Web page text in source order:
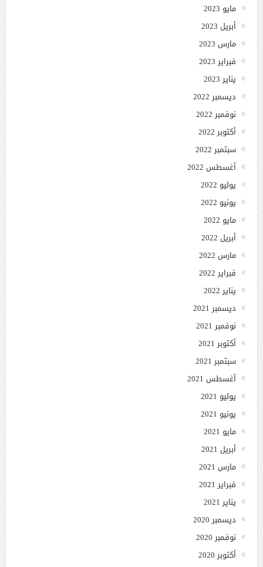
مايو 2023
أبريل 2023
مارس 2023
فبراير 2023
يناير 2023
ديسمبر 2022
نوفمبر 2022
أكتوبر 2022
سبتمبر 2022
أغسطس 2022
يوليو 2022
يونيو 2022
مايو 2022
أبريل 2022
مارس 2022
فبراير 2022
يناير 2022
ديسمبر 2021
نوفمبر 2021
أكتوبر 2021
سبتمبر 2021
أغسطس 2021
يوليو 2021
يونيو 2021
مايو 2021
أبريل 2021
مارس 2021
فبراير 2021
يناير 2021
ديسمبر 2020
نوفمبر 2020
أكتوبر 2020